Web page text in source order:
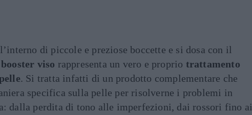
di piccole e preziose boccette e si dosa con il
booster viso rappresenta un vero e proprio trattamento
. Si tratta infatti di un prodotto complementare che
specifica sulla pelle per risolverne i problemi in
dalla perdita di tono alle imperfezioni, dai rossori fino ai